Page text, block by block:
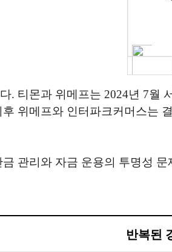
. 티몬과 위메프는 2024년 7
위메프와 인터파크커머스는
관리와 자금 운용의 투명성
반복된